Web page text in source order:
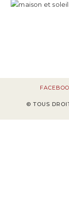
© TOUS